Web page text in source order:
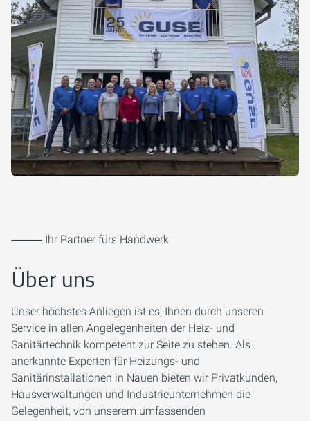
⸻ Ihr Partner fürs Handwerk
Über uns
Unser höchstes Anliegen ist es, Ihnen durch unseren
Service in allen Angelegenheiten der Heiz- und
Sanitärtechnik kompetent zur Seite zu stehen. Als
anerkannte Experten für Heizungs- und
Sanitärinstallationen in Nauen bieten wir Privatkunden,
Hausverwaltungen und Industrieunternehmen die
Gelegenheit, von unserem umfassenden